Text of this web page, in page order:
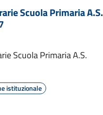
Scuola Primaria A.S.
Scuola Primaria A.S.
istituzionale